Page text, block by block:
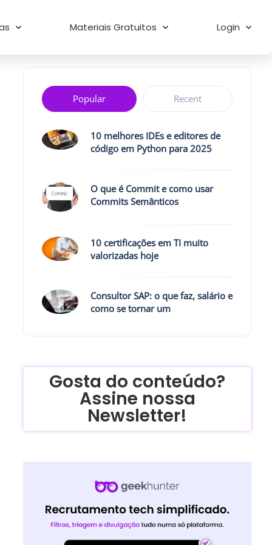
Materiais Gratuitos Login
Popular Recent
10 melhores IDEs e editores de
código em Python para 2025
O que é Commit e como usar
Commits Semânticos
10 certificações em TI muito
valorizadas hoje
Consultor SAP: o que faz, salário e
como se tornar um
Gosta do conteúdo?
Assine nossa
Newsletter!